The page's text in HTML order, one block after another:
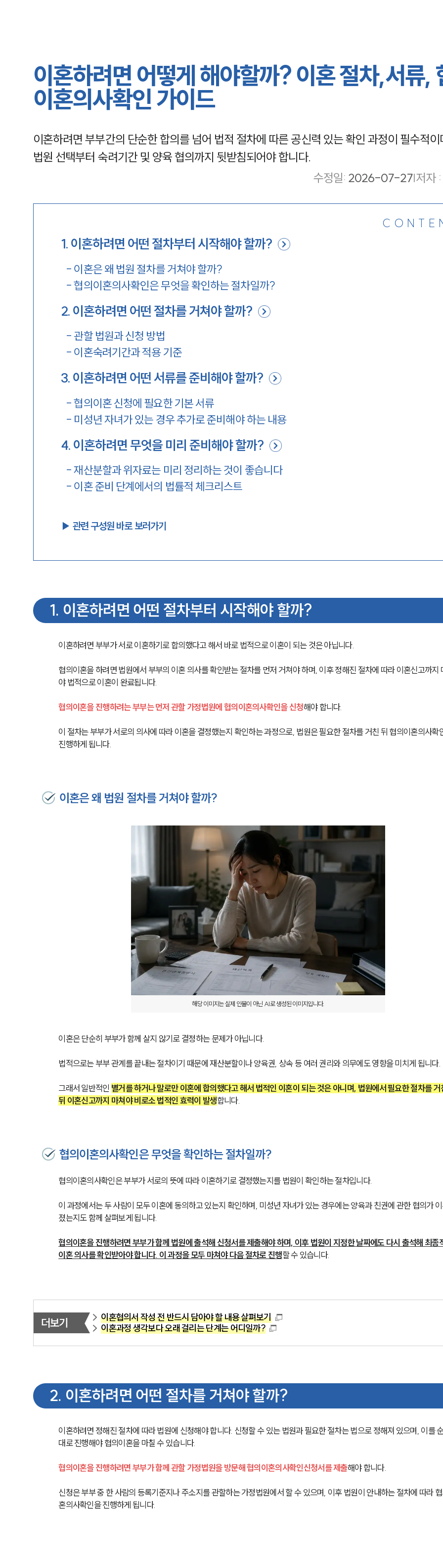
이혼하려면 어떻게 해야할까? 이혼 절차,서류,
이혼의사확인 가이드
이혼하려면 부부간의 단순한 합의를 넘어 법적 절차에 따른 공신력 있는 확인 과정이 필수적
법원 선택부터 숙려기간 및 양육 협의까지 뒷받침되어야 합니다.
수정일: 2026-07-27|저자 :
1. 이혼하려면 어떤 절차부터 시작해야 할까?
- 이혼은 왜 법원 절차를 거쳐야 할까?
-협의이혼의사확인은 무엇을 확인하는 절차일까?
2. 이혼하려면 어떤 절차를 거쳐야 할까?
- 관할 법원과 신청 방법
- 이혼숙려기간과 적용 기준
3. 이혼하려면 어떤 서류를 준비해야 할까?
-협의이혼 신청에 필요한 기본 서류
- 미성년 자녀가 있는 경우 추가로 준비해야 하는 내용
4. 이혼하려면 무엇을 미리 준비해야 할까?
-재산분할과 위자료는 미리 정리하는 것이 좋습니다
- 이혼 준비 단계에서의 법률적 체크리스트
▶︎ 관련 구성원 바로 보러가기
1. 이혼하려면 어떤 절차부터 시작해야 할까?
이혼하려면 부부가 서로 이혼하기로 합의했다고 해서 바로 법적으로 이혼이 되는 것은 아닙니다.
협의이혼을 하려면 법원에서 부부의 이혼 의사를 확인받는 절차를 먼저 거쳐야 하며, 이후 정해진 절차에 따라 이혼신고까지
야 법적으로 이혼이 완료됩니다.
협의이혼을 진행하려는 부부는 먼저 관할 가정법원에 협의이혼의사확인을 신청해야 합니다.
이 절차는 부부가 서로의 의사에 따라 이혼을 결정했는지 확인하는 과정으로, 법원은 필요한 절차를 거친 뒤 협의이혼의사확
진행하게 됩니다.
이혼은 왜 법원 절차를 거쳐야 할까?
해당 이미지는 실제 인물이 아닌 AI로 생성된 이미지입니다.
이혼은 단순히 부부가 함께 살지 않기로 결정하는 문제가 아닙니다.
법적으로는 부부 관계를 끝내는 절차이기 때문에 재산분할이나 양육권, 상속 등 여러 권리와 의무에도 영향을 미치게 됩니다.
그래서 일반적인 별거를 하거나 말로만 이혼에 합의했다고 해서 법적인 이혼이 되는 것은 아니며, 법원에서 필요한 절차를 거
뒤 이혼신고까지 마쳐야 비로소 법적인 효력이 발생합니다.
협의이혼의사확인은 무엇을 확인하는 절차일까?
협의이혼의사확인은 부부가 서로의 뜻에 따라 이혼하기로 결정했는지를 법원이 확인하는 절차입니다.
이 과정에서는 두 사람이 모두 이혼에 동의하고 있는지 확인하며, 미성년 자녀가 있는 경우에는 양육과 친권에 관한 협의가
졌는지도 함께 살펴보게 됩니다.
협의이혼을 진행하려면 부부가 함께 법원에 출석해 신청서를 제출해야 하며, 이후 법원이 지정한 날짜에도 다시 출석해 최종
이혼 의사를 확인받아야 합니다. 이 과정을 모두 마쳐야 다음 절차로 진행할 수 있습니다.
더보기
이혼협의서 작성 전 반드시 담아야 할 내용 살펴보기
이혼과정 생각보다 오래 걸리는 단계는 어디일까?
2. 이혼하려면 어떤 절차를 거쳐야 할까?
이혼하려면 정해진 절차에 따라 법원에 신청해야 합니다. 신청할 수 있는 법원과 필요한 절차는 법으로 정해져 있으며, 이를
대로 진행해야 협의이혼을 마칠 수 있습니다.
협의이혼을 진행하려면 부부가 함께 관할 가정법원을 방문해 협의이혼의사확인신청서를 제출해야 합니다.
신청은 부부 중 한 사람의 등록기준지나 주소지를 관할하는 가정법원에서 할 수 있으며, 이후 법원이 안내하는 절차에 따라 협
혼의사확인을 진행하게 됩니다.